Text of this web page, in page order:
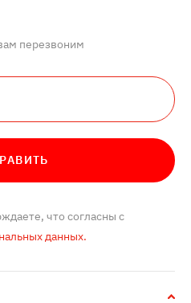
перезвоним
что согласны с
данных.